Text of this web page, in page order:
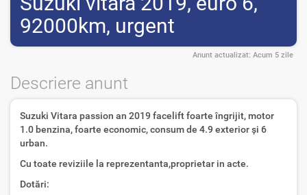
92000km, urgent
Anunt actualizat: Acum 5 zile
Descriere anunt
Suzuki Vitara passion an 2019 facelift foarte îngrijit, motor
1.0 benzina, foarte economic, consum de 4.9 exterior și 6
urban.
Cu toate reviziile la reprezentanta,proprietar in acte.
Dotări: